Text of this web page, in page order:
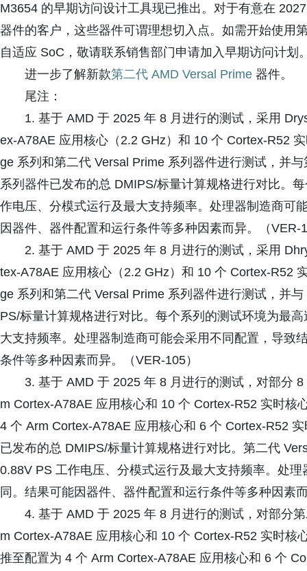
M3654 的早期访问设计工具现已推出。对于有意在
器件的客户，这些器件可谓理想切入点。如需开始使用
自适应 SoC，敬请联系销售部门申请加入早期访问计划
进一步了解新款第二代 AMD Versal Prime 器件。
尾注：
1. 基于 AMD 于 2025 年 8 月进行的测试，采用
ex-A78AE 应用核心（2.2 GHz）和 10 个 Cortex-R52
ge 系列和第二代 Versal Prime 系列器件进行测试，并
系列器件已发布的总 DMIPS/标量计算规格进行对比。
作电压、分模式运行及最大支持频率。处理器制造商可
因器件、器件配置和运行条件等多种因素而异。（VER-
2. 基于 AMD 于 2025 年 8 月进行的测试，采用
tex-A78AE 应用核心（2.2 GHz）和 10 个 Cortex-R52
ge 系列和第二代 Versal Prime 系列器件进行测试，并
PS/标量计算规格进行对比。每个系列的测试环境为最
大支持频率。处理器制造商可能会采用不同配置，导致
条件等多种因素而异。（VER-105）
3. 基于 AMD 于 2025 年 8 月进行的测试，对部分
m Cortex-A78AE 应用核心和 10 个 Cortex-R52 实时核
4 个 Arm Cortex-A78AE 应用核心和 6 个 Cortex-R52
已发布的总 DMIPS/标量计算规格进行对比。第二代
0.88V PS 工作电压、分模式运行及最大支持频率。处
同。结果可能因器件、器件配置和运行条件等多种因素
4. 基于 AMD 于 2025 年 8 月进行的测试，对部分
m Cortex-A78AE 应用核心和 10 个 Cortex-R52 实时核
推至配置为 4 个 Arm Cortex-A78AE 应用核心和 6 个